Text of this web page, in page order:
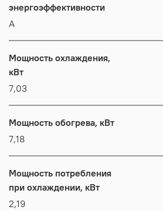
энергоэффективности
А
Мощность охлаждения,
кВт
7,03
Мощность обогрева, кВт
7,18
Мощность потребления
при охлаждении, кВт
2,19